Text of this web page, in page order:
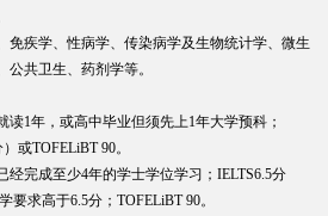
免疾学、性病学、传染病学及生物统计学、微生
共卫生、药剂学等。
读1年，或高中毕业但须先上1年大学预科；
或TOFELiBT 90。
经完成至少4年的学士学位学习；IELTS6.5分
要求高于6.5分；TOFELiBT 90。